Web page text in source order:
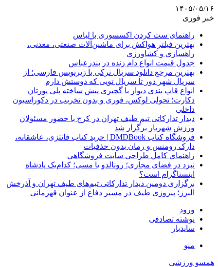
۱۴۰۵/۰۵/۱۶
خبر فوری
راهنمای ست کردن اکسسوری با لباس
بهترین فیلتر هواکش برای ماشین‌آلات صنعتی، معدنی،
راهسازی و کشاورزی
جدول قیمت انواع دام زنده در بندرعباس
بهترین مرجع دانلود سریال ترکی با زیرنویس فارسی؛ از
سریال شهر دور تا سریال تویی که دوستش دارم
انواع قاب بندی دیوار با گچبری پیش ساخته پلی یورتان
دکارت؛ تحولی لوکس، فوری و بدون تخریب در دکوراسیون
داخلی
دیدار تدارکاتی تیم طیف تهران در کرج با حضور مسئولان
ورزش شهریار برگزار شد
فروشگاه کتاب DMDBook | خرید کتاب فانتزی، عاشقانه،
دارک رومنس و رمان بدون حذفیات
راهنمای کامل طراحی سایت فروشگاهی
نبرد در فضای مجازی؛ رونالدو یا مسی؛ کدام‌یک پادشاه
اینستاگرام است؟
برگزاری دومین دیدار تدارکاتی تیم‌های طیف تهران و آذرخش
البرز؛ پیروزی طیف در مسیر دفاع از عنوان قهرمانی
ورود
نوشته تصادفی
سایدبار
منو
همسو ورزشی